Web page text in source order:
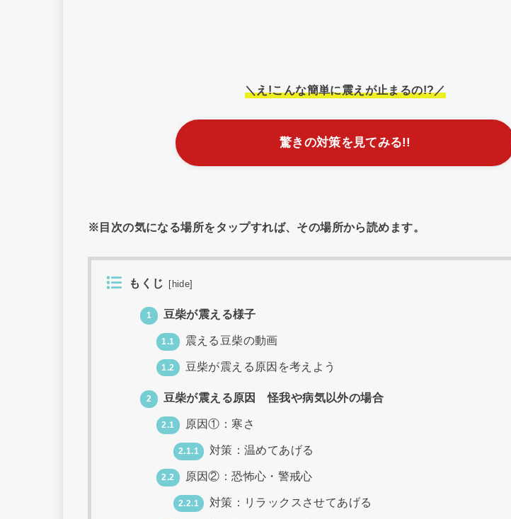
＼え!こんな簡単に震えが止まるの!?／
驚きの対策を見てみる!!
※目次の気になる場所をタップすれば、その場所から読めます。
もくじ [ hide]
1 豆柴が震える様子
1.1 震える豆柴の動画
1.2 豆柴が震える原因を考えよう
2 豆柴が震える原因 怪我や病気以外の場合
2.1 原因①：寒さ
2.1.1 対策：温めてあげる
2.2 原因②：恐怖心・警戒心
2.2.1 対策：リラックスさせてあげる